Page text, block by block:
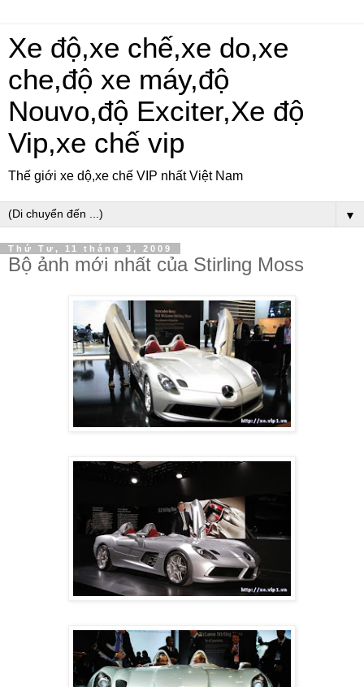
Xe độ,xe chế,xe do,xe
che,độ xe máy,độ
Nouvo,độ Exciter,Xe độ
Vip,xe chế vip
Thế giới xe dộ,xe chế VIP nhất Việt Nam
▼
Thứ Tư, 11 tháng 3, 2009
Bộ ảnh mới nhất của Stirling Moss